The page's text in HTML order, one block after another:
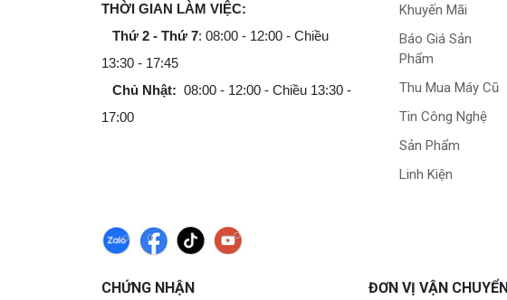
THỜI GIAN LÀM VIỆC:
Thứ 2 - Thứ 7: 08:00 - 12:00 - Chiều
13:30 - 17:45
Chủ Nhật: 08:00 - 12:00 - Chiều 13:30 -
17:00
Khuyến Mãi
Báo Giá Sản
Phẩm
Thu Mua Máy Cũ
Tin Công Nghệ
Sản Phẩm
Linh Kiện
CHỨNG NHẬN ĐƠN VỊ VẬN CHUYỂN